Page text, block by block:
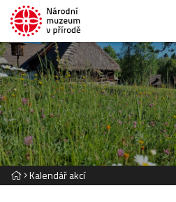
Kalendář akcí